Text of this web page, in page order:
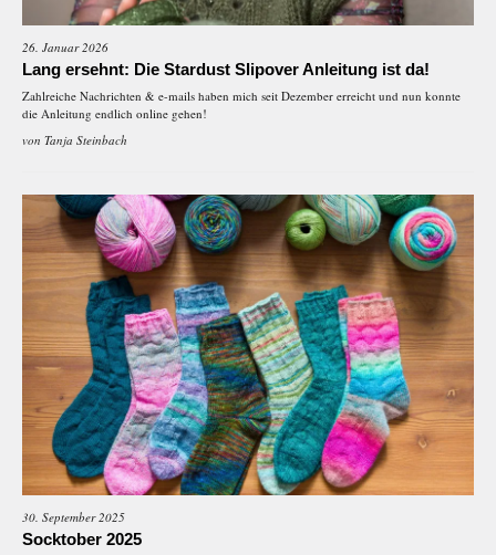
26. Januar 2026
Lang ersehnt: Die Stardust Slipover Anleitung ist da!
Zahlreiche Nachrichten & e-mails haben mich seit Dezember erreicht und nun konnte
die Anleitung endlich online gehen!
von Tanja Steinbach
30. September 2025
Socktober 2025